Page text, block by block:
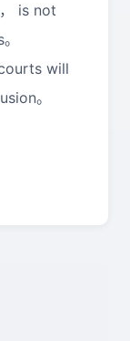
is not
will
。